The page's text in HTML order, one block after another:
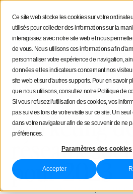
Ce site web stocke les cookies sur votre
utilisés pour collecter des informations sur la
interagissez avec notre site web et nous
de vous. Nous utilisons ces informations afin
personnaliser votre expérience de navigation,
données et les indicateurs concernant nos
site web et sur d'autres supports. Pour en savoir
que nous utilisons, consultez notre Politique de
Si vous refusez l'utilisation des cookies, vos
pas suivies lors de votre visite sur ce site. Un
dans votre navigateur afin de se souvenir de ne
préférences.
Paramètres des cookies
Accepter
Blog Iconosquare Outils et astuces
Outils et astuces March 3, 2023
Les 12
marketing
réseaux
pour 2023
Vous voulez devenir un pro du